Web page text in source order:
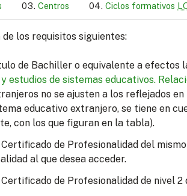
Centros Ciclos formativos
los requisitos siguientes:
de Bachiller o equivalente a efectos
estudios de sistemas educativos.
no se ajusten a los reflejados
educativo extranjero, se tiene en
con los que figuran en la tabla).
Certificado de Profesionalidad del
al que desea acceder.
Certificado de Profesionalidad de nivel